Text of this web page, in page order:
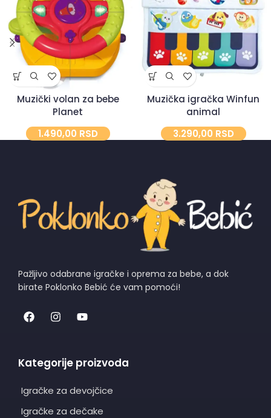
Muzički volan za bebe
Planet
1.490,00 RSD
Muzička igračka Winfun
animal
3.290,00 RSD
Pažljivo odabrane igračke i oprema za bebe, a dok
birate Poklonko Bebić će vam pomoći!
Kategorije proizvoda
Igračke za devojčice
Igračke za dečake